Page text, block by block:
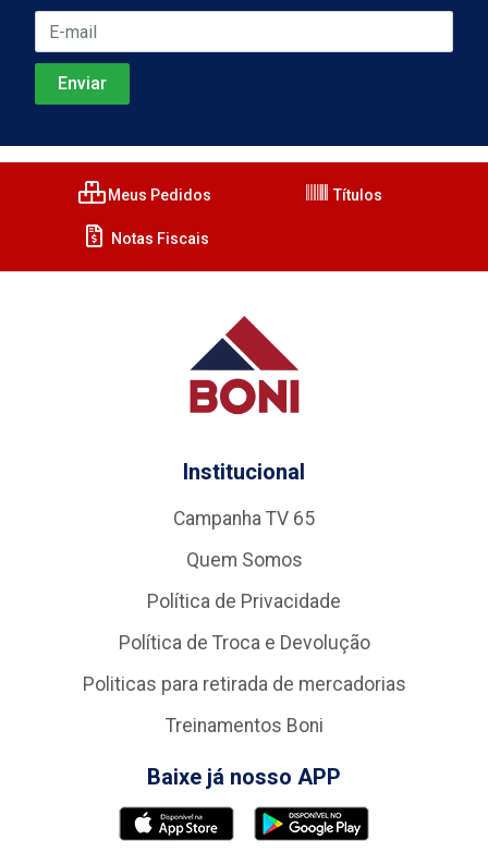
Meus Pedidos Títulos
Notas Fiscais
Institucional
Campanha TV 65
Quem Somos
Política de Privacidade
Política de Troca e Devolução
Politicas para retirada de mercadorias
Treinamentos Boni
Baixe já nosso APP